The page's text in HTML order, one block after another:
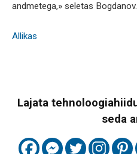
andmetega,» seletas Bogdanov.
Allikas
Lajata
seda